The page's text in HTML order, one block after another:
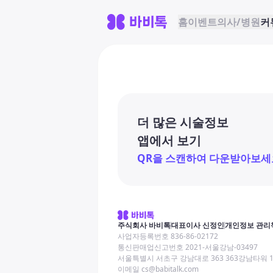
홈이벤트의사/병원커
더 많은 시술정보
앱에서 보기
QR을 스캔하여 다운받아보세
주식회사 바비톡대표이사 신정인개인정보 관리
사업자등록번호 836-86-02172
통신판매업신고번호 2021-서울강남-03497
서울특별시 서초구 강남대로 363 363강남타워
이메일 cs@babitalk.com